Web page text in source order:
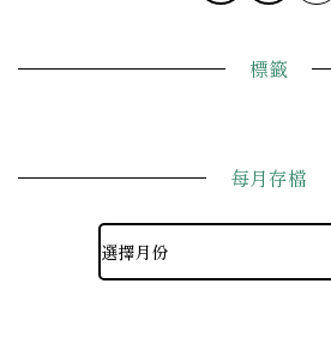
標籤
每月存檔